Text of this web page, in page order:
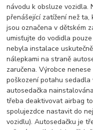
návodu k obsluze vozidla.
přenášející zatížení než
jsou označena v dětském
umisťujte do vodidla
nebyla instalace
nálepkami na straně
zaručena. Výrobce
poškození potahu sedadla
autosedačka
třeba deaktivovat airbag
spolujezdce nastavit do
vozidlu). Autosedačku je